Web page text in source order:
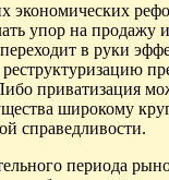
экономических
упор на продажу
в руки
приватизация
широкому
справедливости.
периода